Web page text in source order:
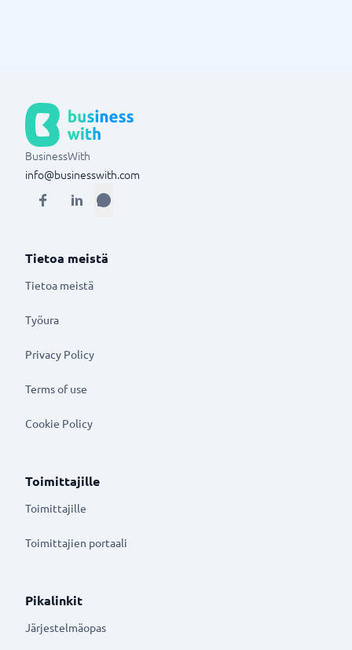
BusinessWith
info@businesswith.com
Tietoa meistä
Tietoa meistä
Työura
Privacy Policy
Terms of use
Cookie Policy
Toimittajille
Toimittajille
Toimittajien portaali
Pikalinkit
Järjestelmäopas